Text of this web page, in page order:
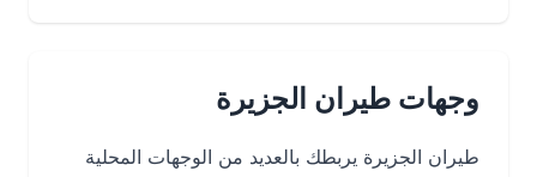
وجهات طيران الجزيرة
طيران الجزيرة يربطك بالعديد من الوجهات المحلية